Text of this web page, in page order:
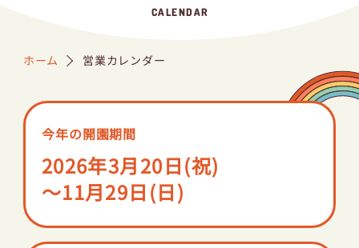
営業カレンダー 料金・チケット アトラクション
園内マップ
レストラン
ショップ
アクセス
ホーム 営業カレンダー
CALENDAR
今年の開園期間
2026年3月20日(祝)
～11月29日(日)